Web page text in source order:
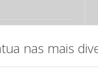
nas mais